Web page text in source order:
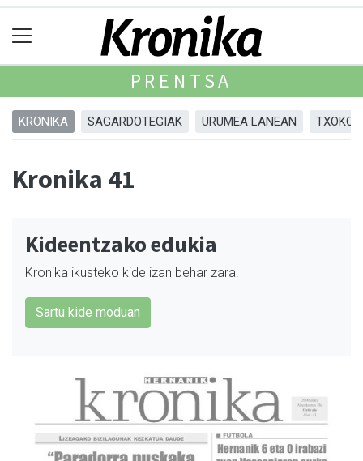
PRENTSA
KRONIKA SAGARDOTEGIAK URUMEA LANEAN
Kronika 41
Kideentzako edukia
Kronika ikusteko kide izan behar zara.
Sartu kide moduan